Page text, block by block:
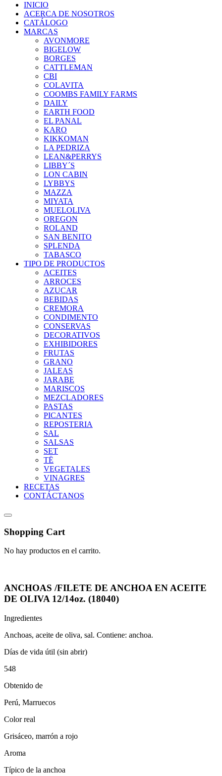
INICIO
ACERCA DE NOSOTROS
CATÁLOGO
MARCAS
AVONMORE
BIGELOW
BORGES
CATTLEMAN
CBI
COLAVITA
COOMBS FAMILY FARMS
DAILY
EARTH FOOD
EL PANAL
KARO
KIKKOMAN
LA PEDRIZA
LEAN&PERRYS
LIBBY´S
LON CABIN
LYBBYS
MAZZA
MIYATA
MUELOLIVA
OREGON
ROLAND
SAN BENITO
SPLENDA
TABASCO
TIPO DE PRODUCTOS
ACEITES
ARROCES
AZUCAR
BEBIDAS
CREMORA
CONDIMENTO
CONSERVAS
DECORATIVOS
EXHIBIDORES
FRUTAS
GRANO
JALEAS
JARABE
MARISCOS
MEZCLADORES
PASTAS
PICANTES
REPOSTERIA
SAL
SALSAS
SET
TË
VEGETALES
VINAGRES
RECETAS
CONTÁCTANOS
Shopping Cart
No hay productos en el carrito.
ANCHOAS /FILETE DE ANCHOA EN ACEITE
DE OLIVA 12/14oz. (18040)
Ingredientes
Anchoas, aceite de oliva, sal. Contiene: anchoa.
Días de vida útil (sin abrir)
548
Obtenido de
Perú, Marruecos
Color real
Grisáceo, marrón a rojo
Aroma
Típico de la anchoa